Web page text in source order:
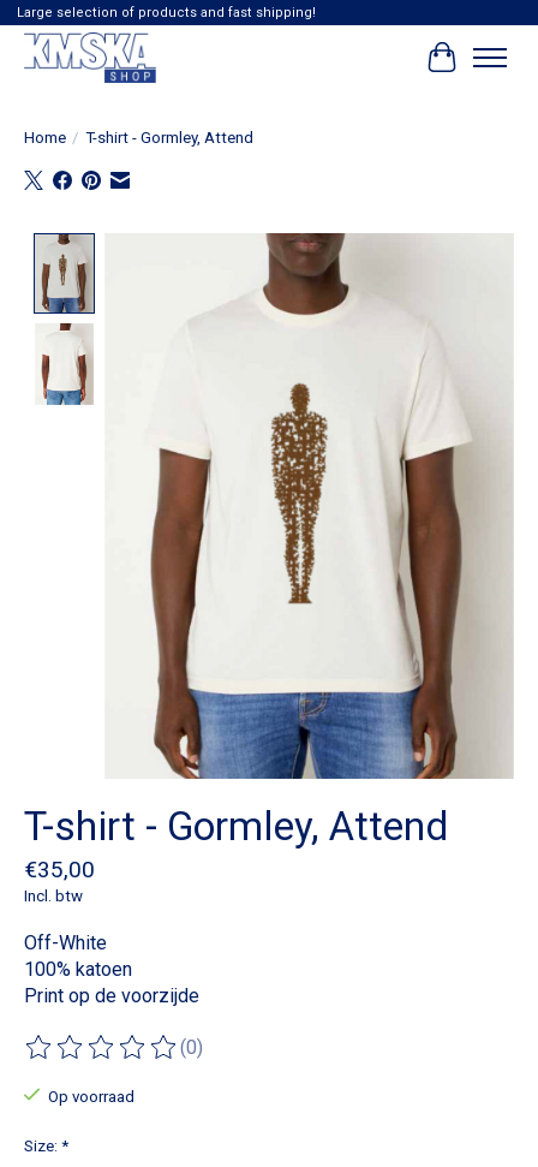
Large selection of products and fast shipping!
Home / T-shirt - Gormley, Attend
Product image slideshow Items
T-shirt - Gormley, Attend
€35,00
Incl. btw
Off-White
100% katoen
Print op de voorzijde
De beoordeling van dit product is
(0)
Op voorraad
Size: *